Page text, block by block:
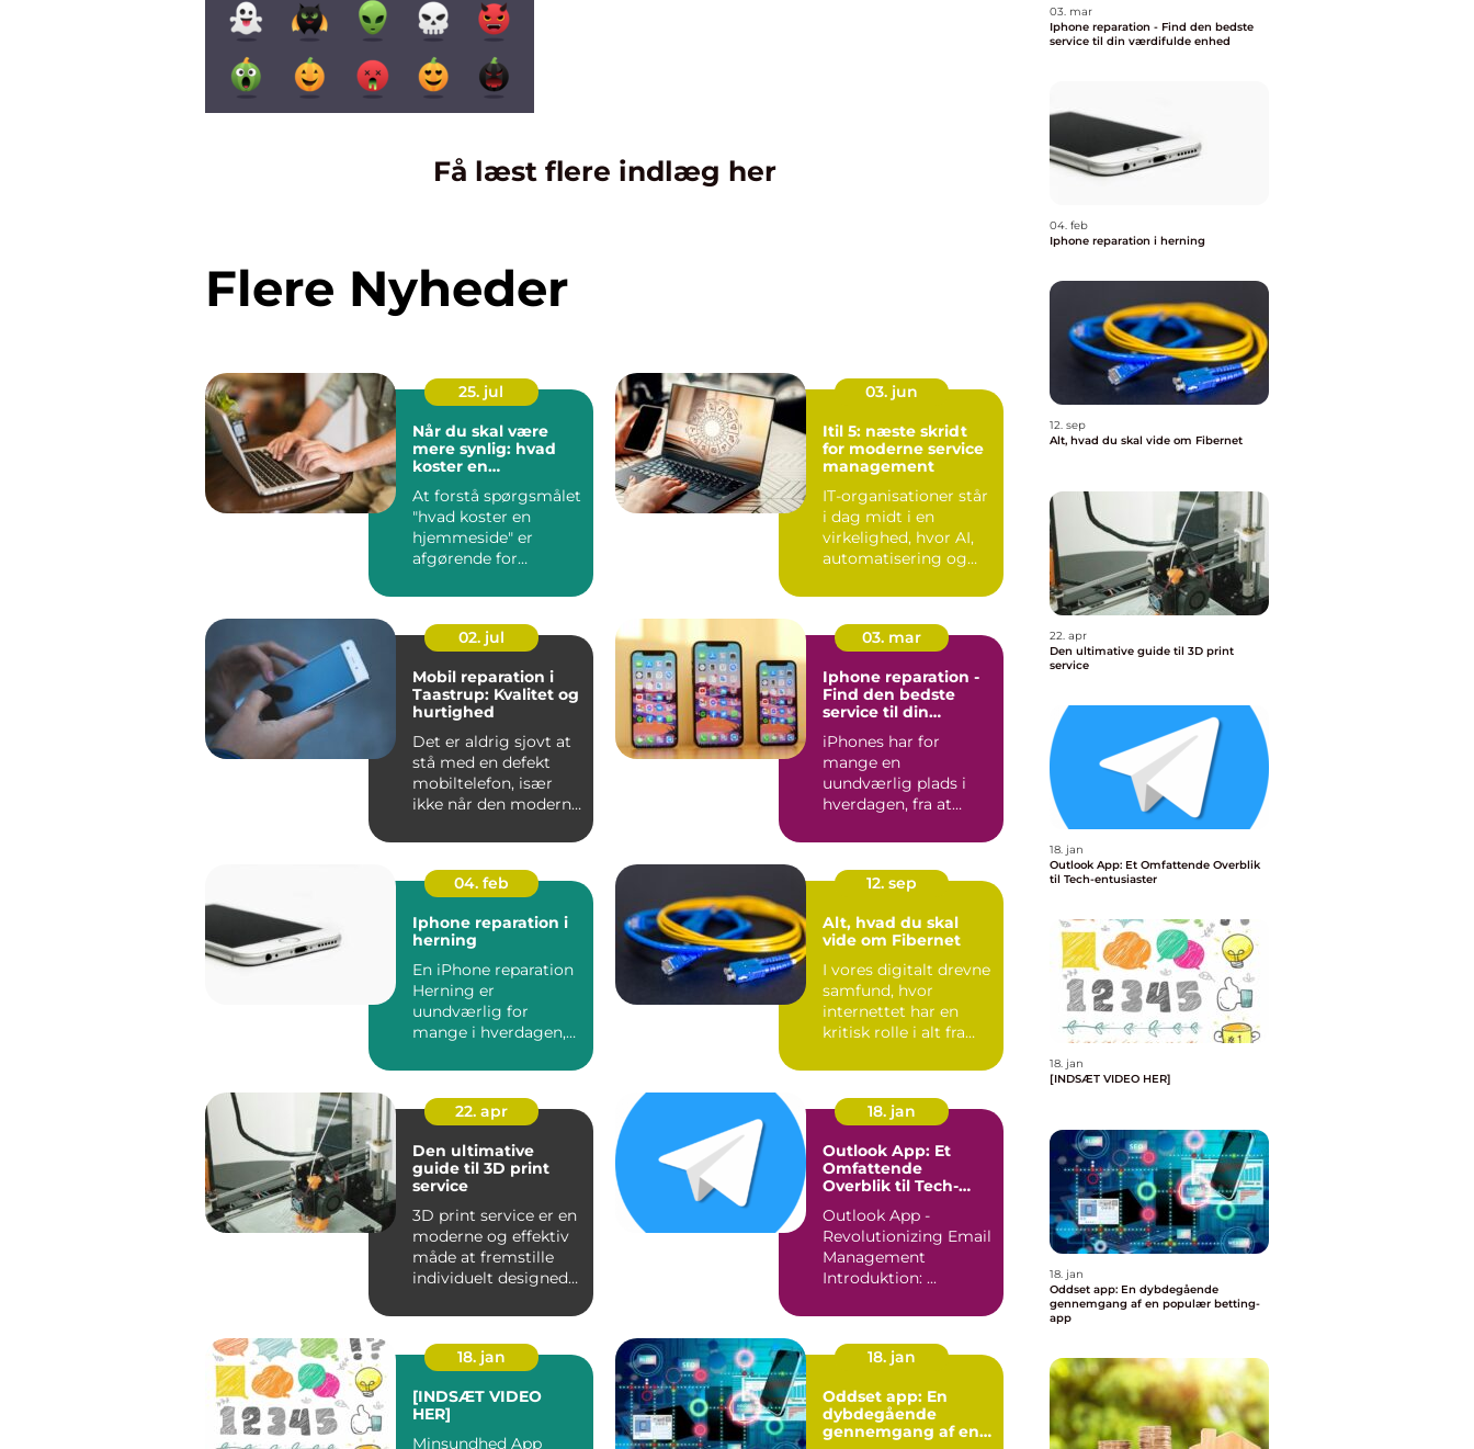
Få læst flere indlæg her
Flere Nyheder
25. jul
Når du skal være
mere synlig: hvad
koster en
At forstå spørgsmålet
"hvad koster en
hjemmeside" er
afgørende for
03. jun
Itil 5: næste skridt
for moderne service
management
IT-organisationer står
i dag midt i en
virkelighed, hvor AI,
automatisering og
ud...
02. jul
Mobil reparation i
Taastrup: Kvalitet og
hurtighed
Det er aldrig sjovt at
stå med en defekt
mobiltelefon, især
ikke når den moderne
03. mar
Iphone reparation -
Find den bedste
service til din
iPhones har for
mange en
uundværlig plads i
hverdagen, fra at
arbejdslivet til at h...
04. feb
Iphone reparation i
herning
En iPhone reparation
Herning er
uundværlig for
mange i hverdagen,
ude,...
12. sep
Alt, hvad du skal
vide om Fibernet
I vores digitalt drevne
samfund, hvor
internettet har en
kritisk rolle i alt fra
22. apr
Den ultimative
guide til 3D print
service
3D print service er en
moderne og effektiv
måde at fremstille
individuelt designede
18. jan
Outlook App: Et
Omfattende
Overblik til Tech-
Outlook App -
Revolutionizing Email
Management
Introduktion: ...
18. jan
[INDSÆT VIDEO
HER]
Minsundhed App
18. jan
Oddset app: En
dybdegående
gennemgang af en
03. mar
Iphone reparation - Find den bedste
service til din værdifulde enhed
04. feb
Iphone reparation i herning
12. sep
Alt, hvad du skal vide om Fibernet
22. apr
Den ultimative guide til 3D print
service
18. jan
Outlook App: Et Omfattende Overblik
til Tech-entusiaster
18. jan
[INDSÆT VIDEO HER]
18. jan
Oddset app: En dybdegående
gennemgang af en populær betting-
app